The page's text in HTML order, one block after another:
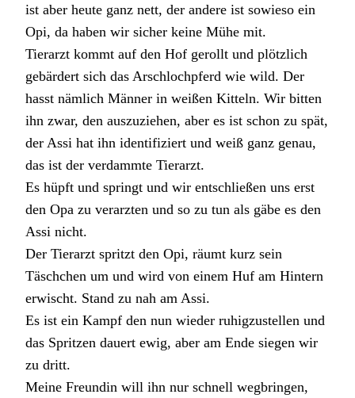
ist aber heute ganz nett, der andere ist sowieso ein
Opi, da haben wir sicher keine Mühe mit.
Tierarzt kommt auf den Hof gerollt und plötzlich
gebärdert sich das Arschlochpferd wie wild. Der
hasst nämlich Männer in weißen Kitteln. Wir bitten
ihn zwar, den auszuziehen, aber es ist schon zu spät,
der Assi hat ihn identifiziert und weiß ganz genau,
das ist der verdammte Tierarzt.
Es hüpft und springt und wir entschließen uns erst
den Opa zu verarzten und so zu tun als gäbe es den
Assi nicht.
Der Tierarzt spritzt den Opi, räumt kurz sein
Täschchen um und wird von einem Huf am Hintern
erwischt. Stand zu nah am Assi.
Es ist ein Kampf den nun wieder ruhigzustellen und
das Spritzen dauert ewig, aber am Ende siegen wir
zu dritt.
Meine Freundin will ihn nur schnell wegbringen,